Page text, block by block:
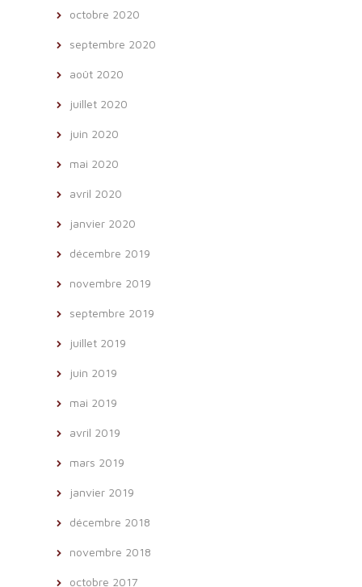
octobre 2020
septembre 2020
août 2020
juillet 2020
juin 2020
mai 2020
avril 2020
janvier 2020
décembre 2019
novembre 2019
septembre 2019
juillet 2019
juin 2019
mai 2019
avril 2019
mars 2019
janvier 2019
décembre 2018
novembre 2018
octobre 2017